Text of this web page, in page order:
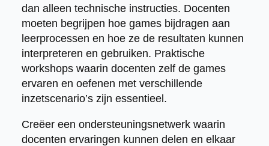
dan alleen technische instructies. Docenten
moeten begrijpen hoe games bijdragen aan
leerprocessen en hoe ze de resultaten kunnen
interpreteren en gebruiken. Praktische
workshops waarin docenten zelf de games
ervaren en oefenen met verschillende
inzetscenario’s zijn essentieel.
Creëer een ondersteuningsnetwerk waarin
docenten ervaringen kunnen delen en elkaar